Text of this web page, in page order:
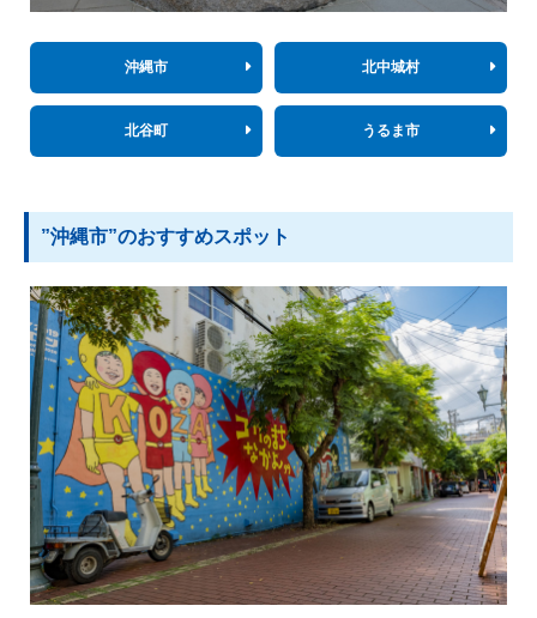
沖縄市 北中城村
北谷町 うるま市
”沖縄市”のおすすめスポット